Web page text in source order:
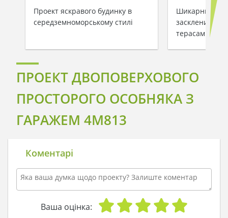
Проект яскравого будинку в
середземноморському стилі
Шикарний
заскленими
терасами
ПРОЕКТ ДВОПОВЕРХОВОГО
ПРОСТОРОГО ОСОБНЯКА З
ГАРАЖЕМ 4M813
Коментарі
Ваша оцінка: